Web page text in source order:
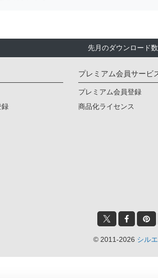
先月のダウンロード
録
プレミアム会員サービ
プレミアム会員登録
商品化ライセンス
© 2011-2026 シル